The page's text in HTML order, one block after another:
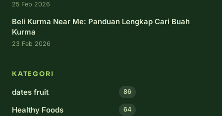
25 Feb 2026
Beli Kurma Near Me: Panduan Lengkap Cari Buah
Kurma
23 Feb 2026
KATEGORI
dates fruit 86
Healthy Foods 64